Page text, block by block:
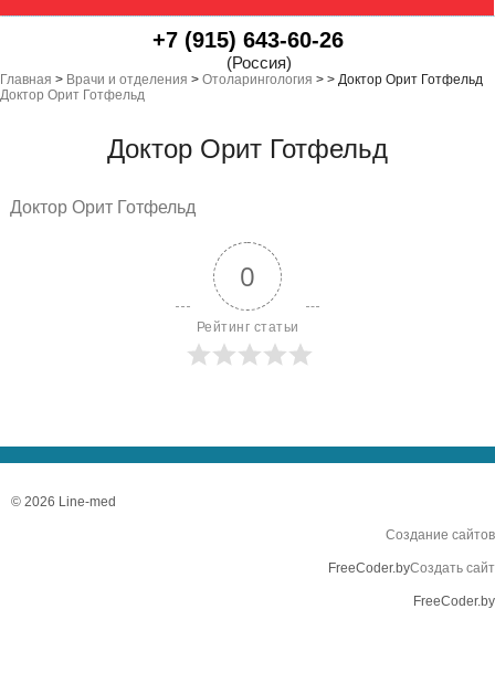
+7 (915) 643-60-26
(Россия)
Главная > Врачи и отделения > Отоларингология >
Доктор Орит Готфельд
> Доктор Орит Готфельд
Доктор Орит Готфельд
Доктор Орит Готфельд
0
Рейтинг статьи
© 2026 Line-med
Создание сайтов
FreeCoder.byСоздать сайт
FreeCoder.by